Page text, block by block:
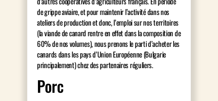
de grippe aviaire, et pour maintenir l’activité dans nos
ateliers de production et donc, l’emploi sur nos territoires
(la viande de canard rentre en effet dans la composition de
60% de nos volumes), nous prenons le parti d’acheter les
canards dans les pays d’Union Européenne (Bulgarie
principalement) chez des partenaires réguliers.
Porc